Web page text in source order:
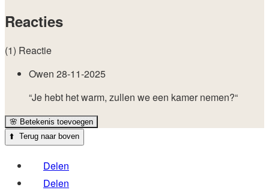
Reacties
(1) Reactie
Owen 28-11-2025
“Je hebt het warm, zullen we een kamer nemen?“
🌸 Betekenis toevoegen
⬆️ Terug naar boven
Delen
Delen